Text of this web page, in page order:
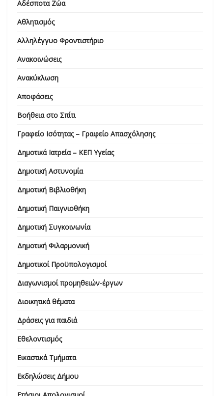
Αδέσποτα Ζώα
Αθλητισμός
Αλληλέγγυο Φροντιστήριο
Ανακοινώσεις
Ανακύκλωση
Αποφάσεις
Βοήθεια στο Σπίτι
Γραφείο Ισότητας – Γραφείο Απασχόλησης
Δημοτικά Ιατρεία – ΚΕΠ Υγείας
Δημοτική Αστυνομία
Δημοτική Βιβλιοθήκη
Δημοτική Παιγνιοθήκη
Δημοτική Συγκοινωνία
Δημοτική Φιλαρμονική
Δημοτικοί Προϋπολογισμοί
Διαγωνισμοί προμηθειών-έργων
Διοικητικά θέματα
Δράσεις για παιδιά
Εθελοντισμός
Εικαστικά Τμήματα
Εκδηλώσεις Δήμου